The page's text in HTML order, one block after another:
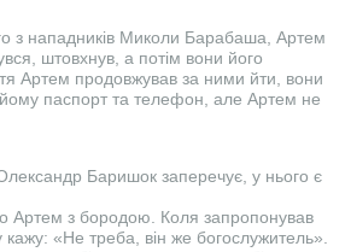
з нападників Миколи Барабаша, Артем
штовхнув, а потім вони його
Артем продовжував за ними йти, вони
йому паспорт та телефон, але Артем не
Баришок заперечує, у нього є
Артем з бородою. Коля запропонував
«Не треба, він же богослужитель».